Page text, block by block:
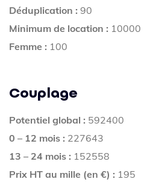
Déduplication : 90
Minimum de location : 10000
Femme : 100
Couplage
Potentiel global : 592400
0 – 12 mois : 227643
13 – 24 mois : 152558
Prix HT au mille (en €) : 195